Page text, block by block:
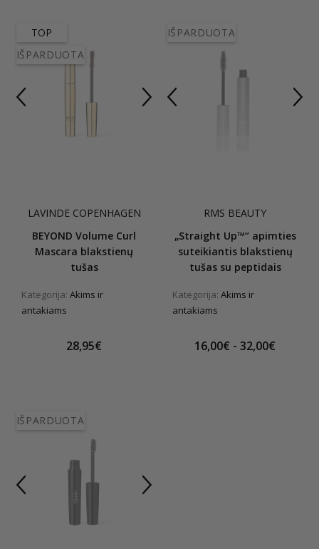
TOP
IŠPARDUOTA
LAVINDE COPENHAGEN
BEYOND Volume Curl
Mascara blakstienų
tušas
Kategorija: Akims ir
antakiams
28,95€
IŠPARDUOTA
RMS BEAUTY
„Straight Up™“ apimties
suteikiantis blakstienų
tušas su peptidais
Kategorija: Akims ir
antakiams
16,00€ - 32,00€
IŠPARDUOTA